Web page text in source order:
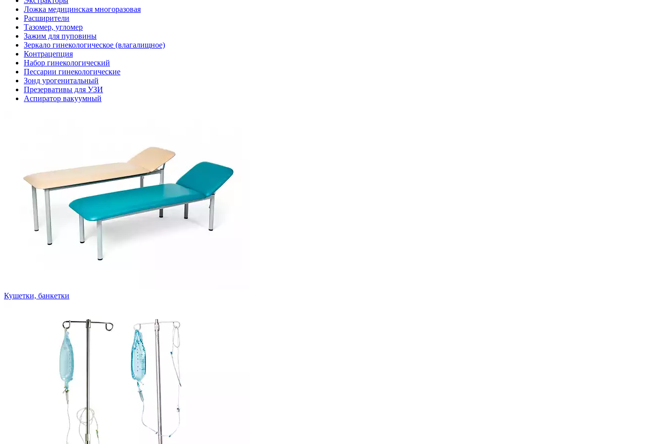
Ложка медицинская многоразовая
Расширители
Тазомер, угломер
Зажим для пуповины
Зеркало гинекологическое (влагалищное)
Контрацепция
Набор гинекологический
Пессарии гинекологические
Зонд урогенитальный
Презервативы для УЗИ
Аспиратор вакуумный
Кушетки, банкетки